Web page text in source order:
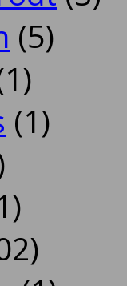
(5)
(1)